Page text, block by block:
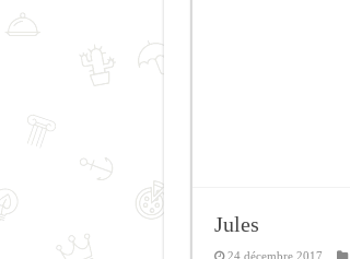
Jules
24 décembre 2017